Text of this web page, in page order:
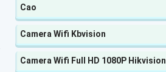
Cao
Camera Wifi Kbvision
Camera Wifi Full HD 1080P Hikvision